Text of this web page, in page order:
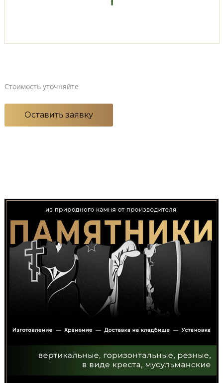
Стоимость уточняйте
Оставить заявку